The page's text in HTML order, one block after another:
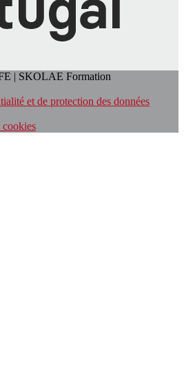
| SKOLAE Formation
et de protection des données